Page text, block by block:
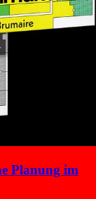
Planung im